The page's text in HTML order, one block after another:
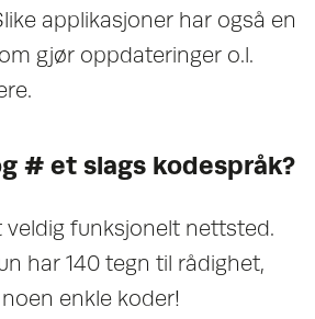
applikasjoner har også en
gjør oppdateringer o.l.
# et slags kodespråk?
veldig funksjonelt nettsted.
har 140 tegn til rådighet,
enkle koder!